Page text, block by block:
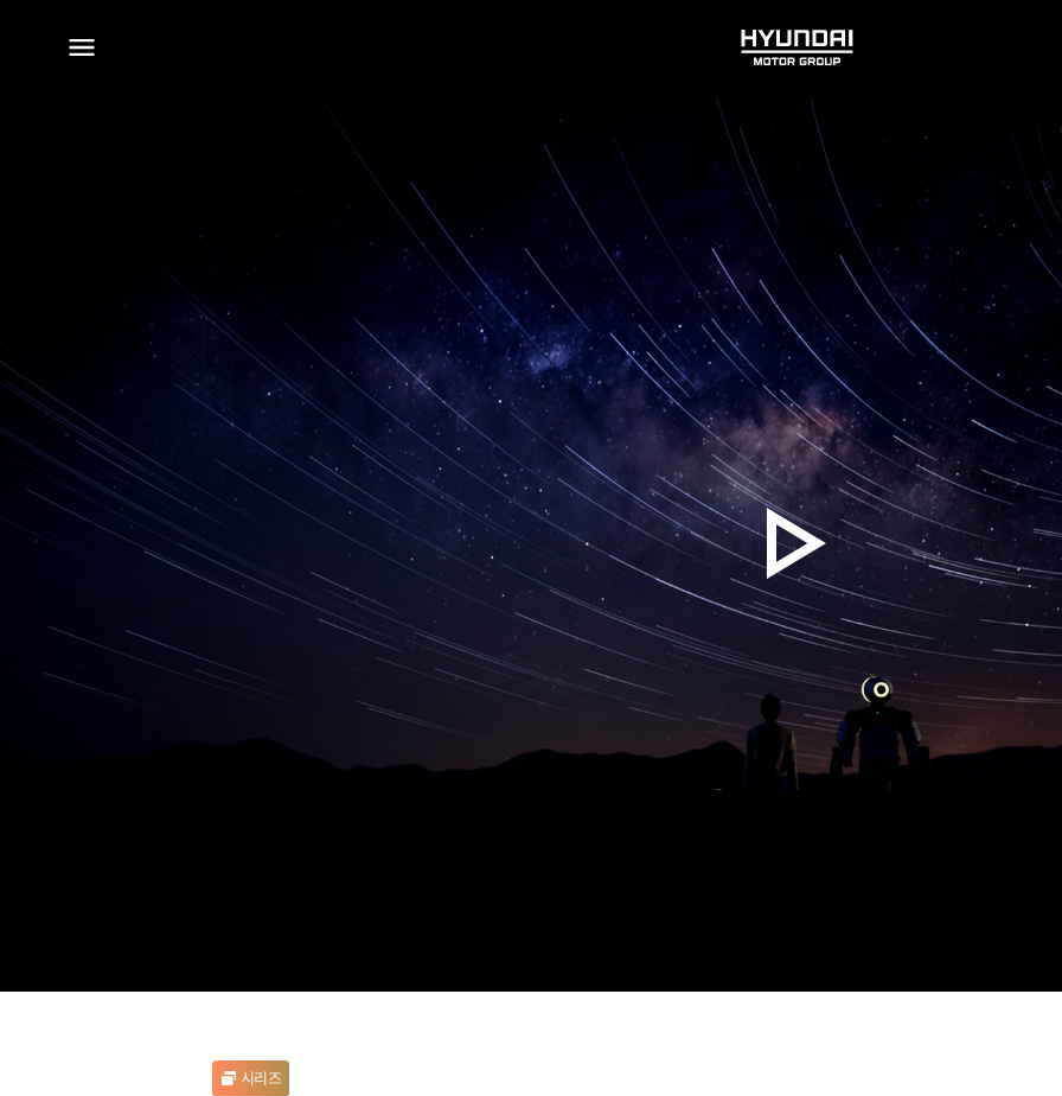
HYUNDAI
시리즈